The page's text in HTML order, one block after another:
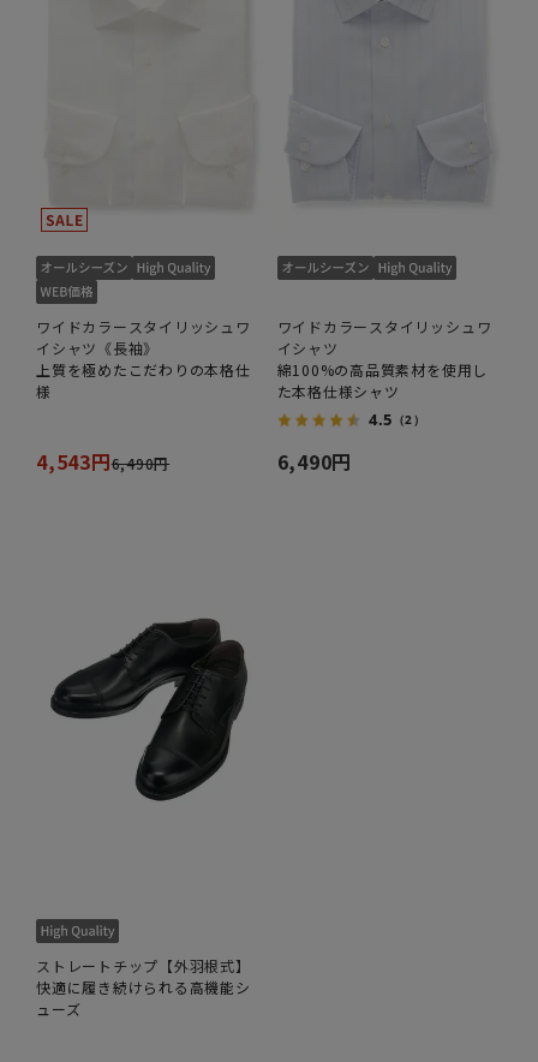
ワイドカラースタイリッシュワ
イシャツ《長袖》
上質を極めたこだわりの本格仕
様
4,543円6,490円
ワイドカラースタイリッシュワ
イシャツ
綿100%の高品質素材を使用し
た本格仕様シャツ
4.5 （2）
6,490円
ストレートチップ【外羽根式】
快適に履き続けられる高機能シ
ューズ